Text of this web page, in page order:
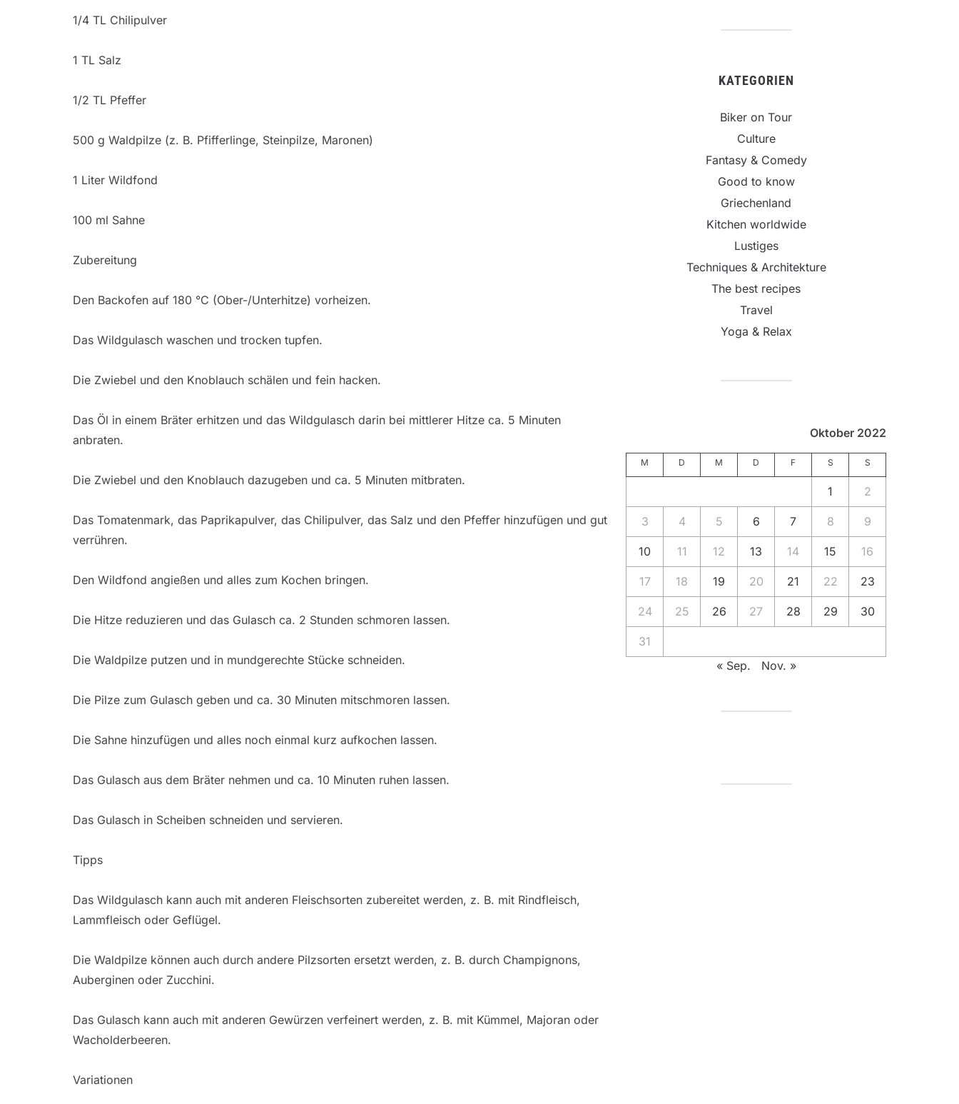
1/4 TL Chilipulver
1 TL Salz
1/2 TL Pfeffer
500 g Waldpilze (z. B. Pfifferlinge, Steinpilze, Maronen)
1 Liter Wildfond
100 ml Sahne
Zubereitung
Den Backofen auf 180 °C (Ober-/Unterhitze) vorheizen.
Das Wildgulasch waschen und trocken tupfen.
Die Zwiebel und den Knoblauch schälen und fein hacken.
Das Öl in einem Bräter erhitzen und das Wildgulasch darin bei mittlerer Hitze ca. 5 Minuten
anbraten.
Die Zwiebel und den Knoblauch dazugeben und ca. 5 Minuten mitbraten.
Das Tomatenmark, das Paprikapulver, das Chilipulver, das Salz und den Pfeffer hinzufügen und gut
verrühren.
Den Wildfond angießen und alles zum Kochen bringen.
Die Hitze reduzieren und das Gulasch ca. 2 Stunden schmoren lassen.
Die Waldpilze putzen und in mundgerechte Stücke schneiden.
Die Pilze zum Gulasch geben und ca. 30 Minuten mitschmoren lassen.
Die Sahne hinzufügen und alles noch einmal kurz aufkochen lassen.
Das Gulasch aus dem Bräter nehmen und ca. 10 Minuten ruhen lassen.
Das Gulasch in Scheiben schneiden und servieren.
Tipps
Das Wildgulasch kann auch mit anderen Fleischsorten zubereitet werden, z. B. mit Rindfleisch,
Lammfleisch oder Geflügel.
Die Waldpilze können auch durch andere Pilzsorten ersetzt werden, z. B. durch Champignons,
Auberginen oder Zucchini.
Das Gulasch kann auch mit anderen Gewürzen verfeinert werden, z. B. mit Kümmel, Majoran oder
Wacholderbeeren.
Variationen
KATEGORIEN
Biker on Tour
Culture
Fantasy & Comedy
Good to know
Griechenland
Kitchen worldwide
Lustiges
Techniques & Architekture
The best recipes
Travel
Yoga & Relax
Oktober 2022
M D M D F S S
1 2
3 4 5 6 7 8 9
10 11 12 13 14 15 16
17 18 19 20 21 22 23
24 25 26 27 28 29 30
31
« Sep.
Nov. »